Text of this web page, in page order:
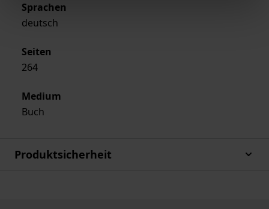
Sprachen
deutsch
Seiten
264
Medium
Buch
Produktsicherheit